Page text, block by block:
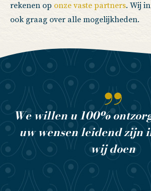
rekenen op onze vaste partners. Wij
ook graag over alle mogelijkheden.
We willen u 100%
uw wensen leidend zijn
wij doen